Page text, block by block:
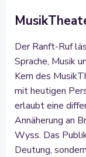
Der Ranft-Ruf
Sprache, Musik
Kern des
mit heutigen
erlaubt eine
Annäherung an
Wyss. Das
Deutung,